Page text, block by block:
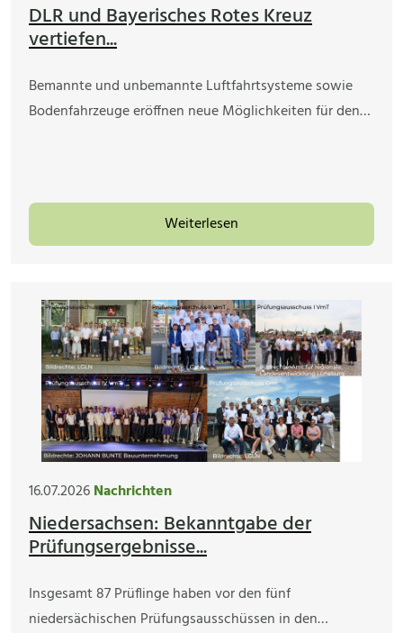
DLR und Bayerisches Rotes Kreuz
vertiefen...
Bemannte und unbemannte Luftfahrtsysteme sowie
Bodenfahrzeuge eröffnen neue Möglichkeiten für den…
Weiterlesen
16.07.2026Nachrichten
Niedersachsen: Bekanntgabe der
Prüfungsergebnisse...
Insgesamt 87 Prüflinge haben vor den fünf
niedersächischen Prüfungsausschüssen in den…